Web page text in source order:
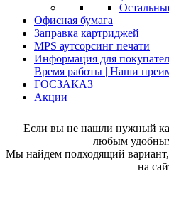
Офисная бумага
Заправка картриджей
MPS аутсорсинг печати
Информация для
Время работы | Наши
ГОСЗАКАЗ
Акции
Если вы не нашли нужный
любым
Мы найдем подходящий вариант,
на